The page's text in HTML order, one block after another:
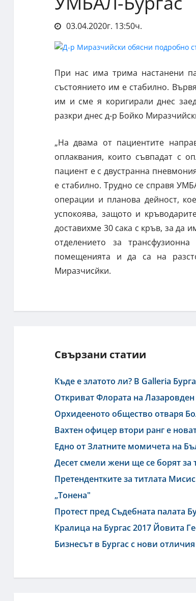
03.04.2020г. 13:50ч.
При нас има трима настанени
състоянието им е стабилно.
им и сме я коригирали днес
разкри днес д-р Бойко
„На двама от пациентите
оплаквания, които съвпадат с
пациент е с двустранна
е стабилно. Трудно се справя
операции и планова дейност,
успокоява, защото и
доставихме 30 сака с кръв, за да
отделението за
помещенията и да са на
Миразчисйки.
Свързани статии
Къде е златото ли? В Galleria
Откриват Флората на Лазаровден
Орхидееното общество отваря
Вахтен офицер втори ранг е
Едно от Златните момичета на
Десет смели жени ще се борят за
Претендентките за титлата
„Тонена"
Протест пред Съдебната палата
Кралица на Бургас 2017 Йовита
Бизнесът в Бургас с нови